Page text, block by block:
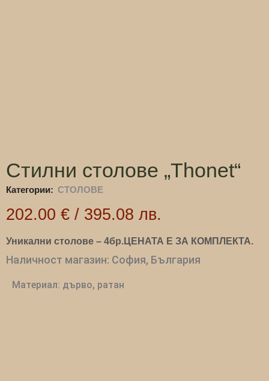
Стилни столове „Thonet“
Категории: СТОЛОВЕ
202.00 € / 395.08 лв.
Уникални столове – 4бр.ЦЕНАТА Е ЗА КОМПЛЕКТА.
Наличност магазин: София, България
Материал: дърво, ратан